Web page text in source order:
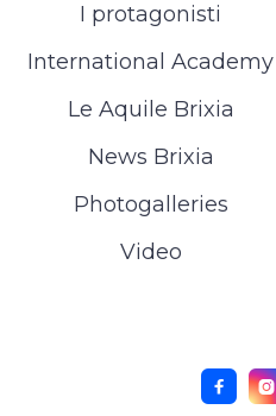
I protagonisti
International Academy
Le Aquile Brixia
News Brixia
Photogalleries
Video
 